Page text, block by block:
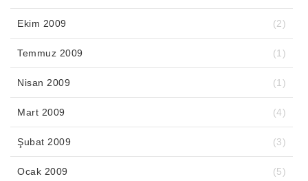
Ekim 2009 (2)
Temmuz 2009 (1)
Nisan 2009 (1)
Mart 2009 (4)
Şubat 2009 (3)
Ocak 2009 (5)